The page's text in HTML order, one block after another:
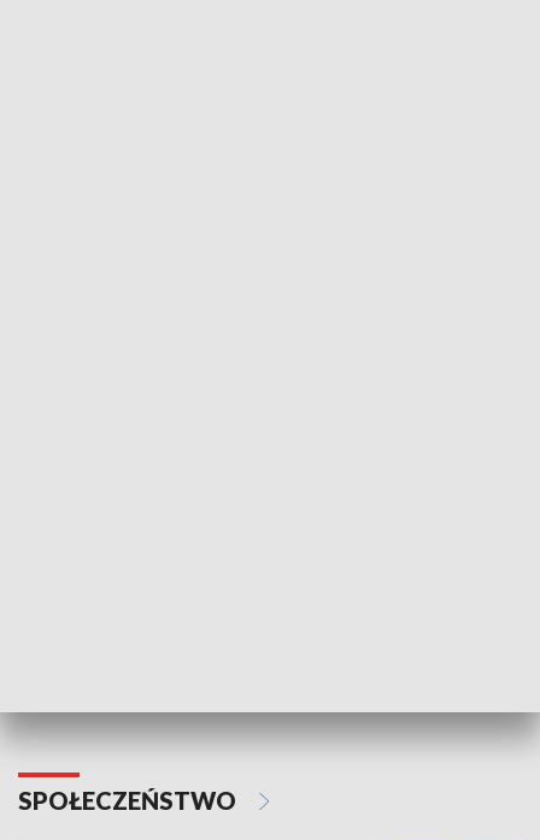
SPOŁECZEŃSTWO